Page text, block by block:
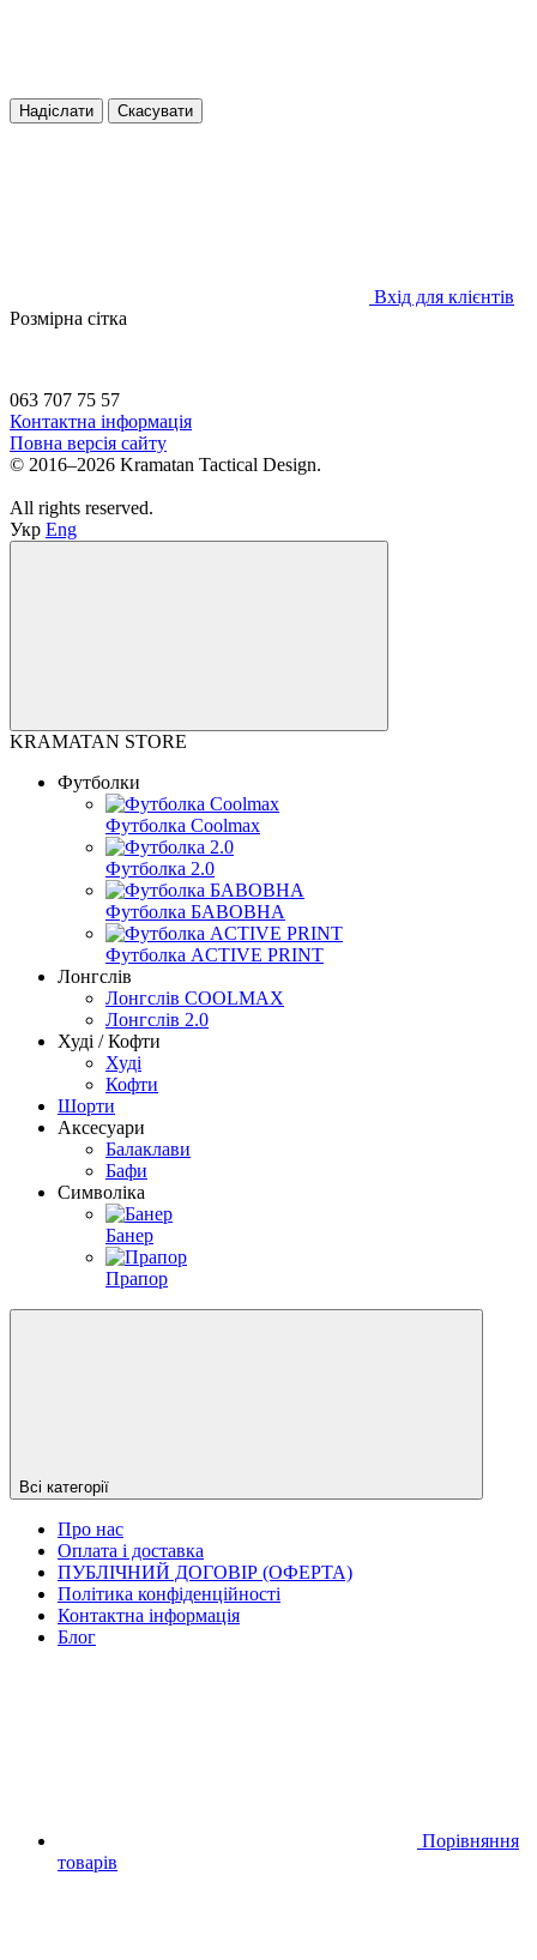
Надіслати Скасувати
Вхід для клієнтів
Розмірна сітка
063 707 75 57
Контактна інформація
Повна версія сайту
© 2016–2026 Kramatan Tactical Design.
All rights reserved.
Укр Eng
KRAMATAN STORE
Футболки
Футболка Coolmax
Футболка 2.0
Футболка БАВОВНА
Футболка ACTIVE PRINT
Лонгслів
Лонгслів COOLMAX
Лонгслів 2.0
Худі / Кофти
Худі
Кофти
Шорти
Аксесуари
Балаклави
Бафи
Символіка
Банер
Прапор
Всі категорії
Про нас
Оплата і доставка
ПУБЛІЧНИЙ ДОГОВІР (ОФЕРТА)
Політика конфіденційності
Контактна інформація
Блог
Порівняння
товарів